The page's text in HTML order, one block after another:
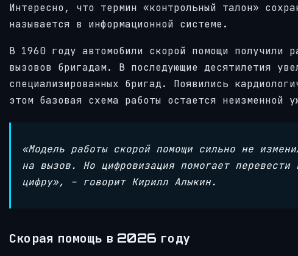
Интересно, что термин «контрольный талон»
называется в информационной системе.
В 1960 году автомобили скорой помощи получили
вызовов бригадам. В последующие десятилетия
специализированных бригад. Появились
этом базовая схема работы остается неизменной
«Модель работы скорой помощи сильно не
на вызов. Но цифровизация помогает
цифру», – говорит Кирилл Алыкин.
Скорая помощь в 2026 году